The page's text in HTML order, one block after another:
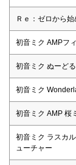
Ｒｅ：ゼロから
初音ミク AMPフ
初音ミク ぬーど
初音ミク
初音ミク AMP 桜
初音ミク ラスカ
ューチャー